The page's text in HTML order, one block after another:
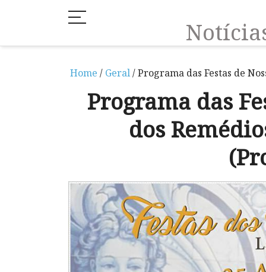
Home / Geral/ Programa das Festas de
Programa das
dos